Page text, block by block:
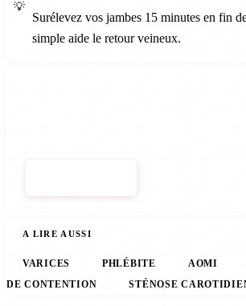
💡
Surélevez vos jambes 15 minutes en fin
simple aide le retour veineux.
A LIRE AUSSI
VARICES PHLÉBITE AOMI
DE CONTENTION
STÉNOSE